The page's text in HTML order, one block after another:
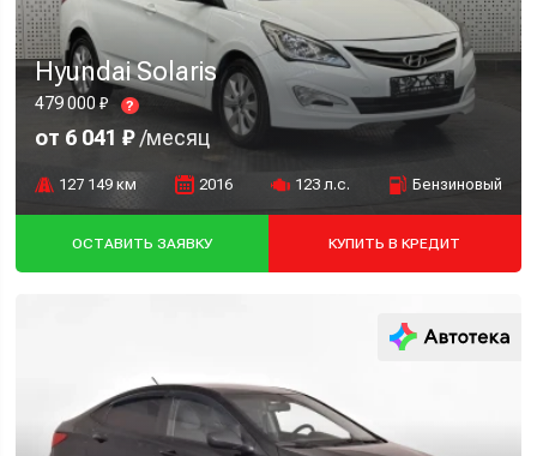
Hyundai Solaris
479 000 ₽ ?
от 6 041 ₽/месяц
127 149 км 2016 123 л.с. Бензиновый
ОСТАВИТЬ ЗАЯВКУ КУПИТЬ В КРЕДИТ